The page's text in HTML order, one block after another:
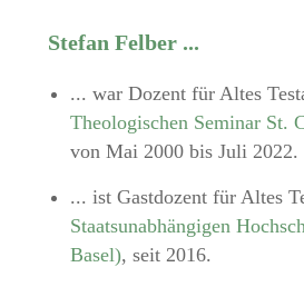
Stefan Felber ...
... war Dozent für Altes
Theologischen Seminar St.
von Mai 2000 bis Juli 2022.
... ist Gastdozent für Altes
Staatsunabhängigen
Basel), seit 2016.